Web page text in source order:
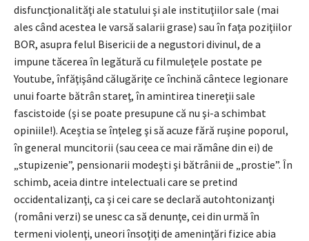
disfuncţionalităţi ale statului şi ale instituţiilor sale (mai
ales când acestea le varsă salarii grase) sau în faţa poziţiilor
BOR, asupra felul Bisericii de a negustori divinul, de a
impune tăcerea în legătură cu filmuleţele postate pe
Youtube, înfăţişând călugăriţe ce închină cântece legionare
unui foarte bătrân stareţ, în amintirea tinereţii sale
fascistoide (şi se poate presupune că nu şi-a schimbat
opiniile!). Aceştia se înţeleg şi să acuze fără ruşine poporul,
în general muncitorii (sau ceea ce mai rămâne din ei) de
„stupizenie”, pensionarii modeşti şi bătrânii de „prostie”. În
schimb, aceia dintre intelectuali care se pretind
occidentalizanţi, ca şi cei care se declară autohtonizanţi
(români verzi) se unesc ca să denunţe, cei din urmă în
termeni violenţi, uneori însoţiţi de ameninţări fizice abia